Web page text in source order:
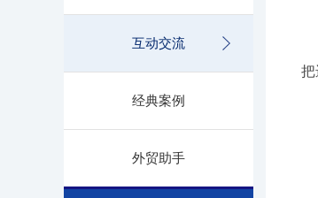
互动交流
经典案例
外贸助手
把